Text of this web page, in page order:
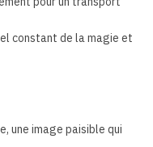
constant de la magie et
une image paisible qui